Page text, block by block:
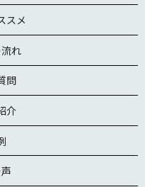
スメ
れ
問
介